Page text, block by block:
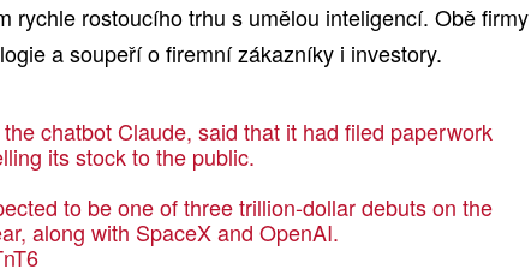
rychle rostoucího trhu s umělou inteligencí. Obě firmy
a soupeří o firemní zákazníky i investory.
chatbot Claude, said that it had filed paperwork
its stock to the public.
to be one of three trillion-dollar debuts on the
along with SpaceX and OpenAI.